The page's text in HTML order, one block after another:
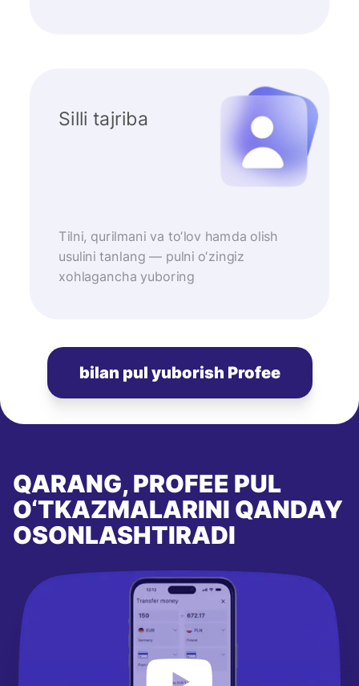
Silli tajriba
Tilni, qurilmani va to‘lov hamda olish
usulini tanlang — pulni o‘zingiz
xohlagancha yuboring
bilan pul yuborish Profee
QARANG, PROFEE PUL
O‘TKAZMALARINI QANDAY
OSONLASHTIRADI